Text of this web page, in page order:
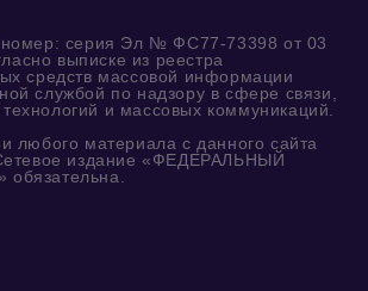
номер: серия Эл № ФС77-73398 от 03
выписке из реестра
средств массовой информации
службой по надзору в сфере связи,
и массовых коммуникаций.
любого материала с данного сайта
издание «ФЕДЕРАЛЬНЫЙ